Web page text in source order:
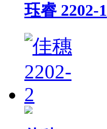
珏睿 2202-1